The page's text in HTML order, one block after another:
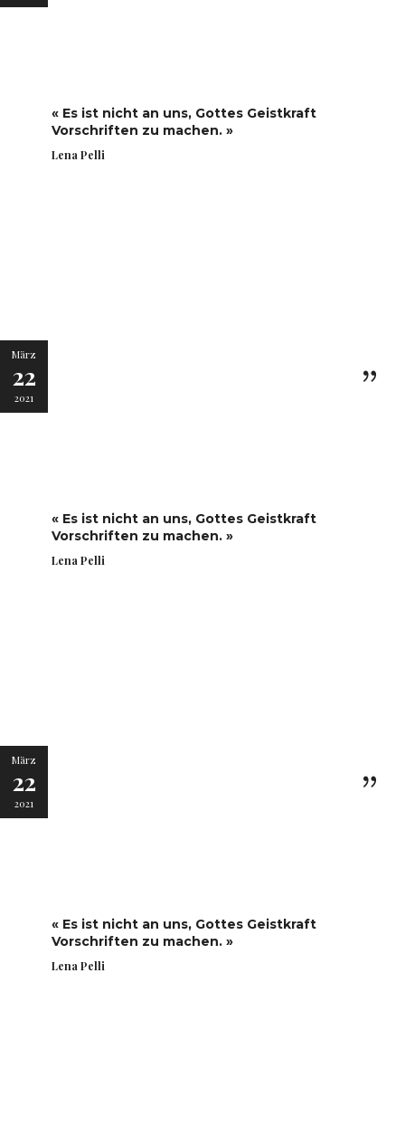
« Es ist nicht an uns, Gottes Geistkraft
Vorschriften zu machen. »
Lena Pelli
März
22
2021
« Es ist nicht an uns, Gottes Geistkraft
Vorschriften zu machen. »
Lena Pelli
März
22
2021
« Es ist nicht an uns, Gottes Geistkraft
Vorschriften zu machen. »
Lena Pelli